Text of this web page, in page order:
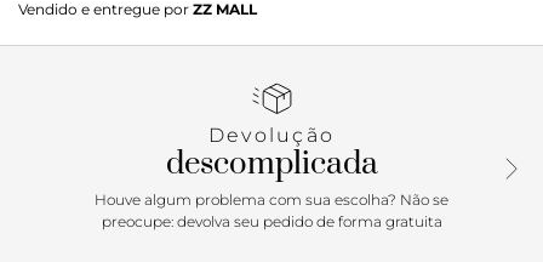
rasteiro, palmilha com formato anatômico e gravação
Brizza. Possui formato arredondado na ponta. Traz tiras
Vendido e entregue por ZZ MALL
Devolução
descomplicada
Houve algum problema com sua escolha? Não se
preocupe: devolva seu pedido de forma gratuita